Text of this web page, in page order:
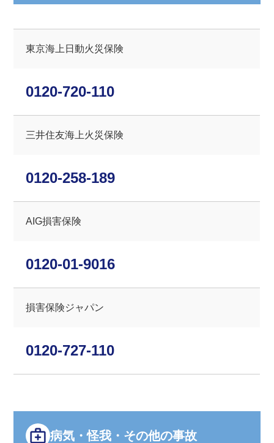
東京海上⽇動⽕災保険
0120-720-110
三井住友海上⽕災保険
0120-258-189
AIG損害保険
0120-01-9016
損害保険ジャパン
0120-727-110
病気・怪我・その他の事故